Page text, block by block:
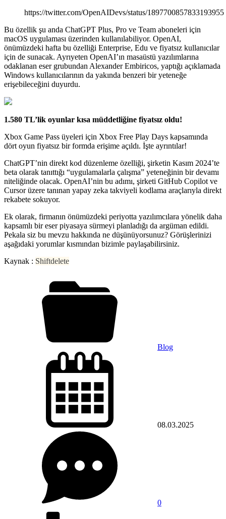
https://twitter.com/OpenAIDevs/status/1897700857833193955
Bu özellik şu anda ChatGPT Plus, Pro ve Team aboneleri için
macOS uygulaması üzerinden kullanılabiliyor. OpenAI,
önümüzdeki hafta bu özelliği Enterprise, Edu ve fiyatsız kullanıcılar
için de sunacak. Ayrıyeten OpenAI’ın masaüstü yazılımlarına
odaklanan eser grubundan Alexander Embiricos, yaptığı açıklamada
Windows kullanıcılarının da yakında benzeri bir yeteneğe
erişebileceğini duyurdu.
1.580 TL’lik oyunlar kısa müddetliğine fiyatsız oldu!
Xbox Game Pass üyeleri için Xbox Free Play Days kapsamında
dört oyun fiyatsız bir formda erişime açıldı. İşte ayrıntılar!
ChatGPT’nin direkt kod düzenleme özelliği, şirketin Kasım 2024’te
beta olarak tanıttığı “uygulamalarla çalışma” yeteneğinin bir devamı
niteliğinde olacak. OpenAI’nin bu adımı, şirketi GitHub Copilot ve
Cursor üzere tanınan yapay zeka takviyeli kodlama araçlarıyla direkt
rekabete sokuyor.
Ek olarak, firmanın önümüzdeki periyotta yazılımcılara yönelik daha
kapsamlı bir eser piyasaya sürmeyi planladığı da argüman edildi.
Pekala siz bu mevzu hakkında ne düşünüyorsunuz? Görüşlerinizi
aşağıdaki yorumlar kısmından bizimle paylaşabilirsiniz.
Kaynak : Shiftdelete
Blog
08.03.2025
0